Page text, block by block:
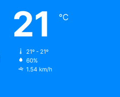
21 ℃
21º - 21º
60%
1.54 km/h